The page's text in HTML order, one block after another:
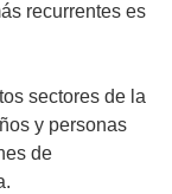
recurrentes es
sectores de la
y personas
de